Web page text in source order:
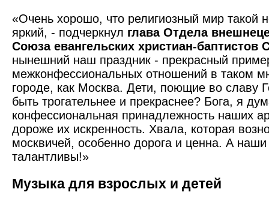
«Очень хорошо, что религиозный мир такой
яркий, - подчеркнул глава Отдела
Союза евангельских христиан-баптистов
нынешний наш праздник - прекрасный
межконфессиональных отношений в таком
городе, как Москва. Дети, поющие во славу
быть трогательнее и прекраснее? Бога, я
конфессиональная принадлежность наших
дороже их искренность. Хвала, которая
москвичей, особенно дорога и ценна. А наши
талантливы!»
Музыка для взрослых и детей